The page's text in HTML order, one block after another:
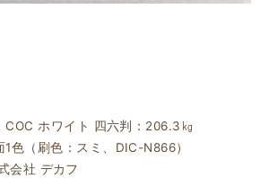
COC ホワイト 四六判：206.3㎏
色（刷色：スミ、DIC-N866）
会社 デカフ